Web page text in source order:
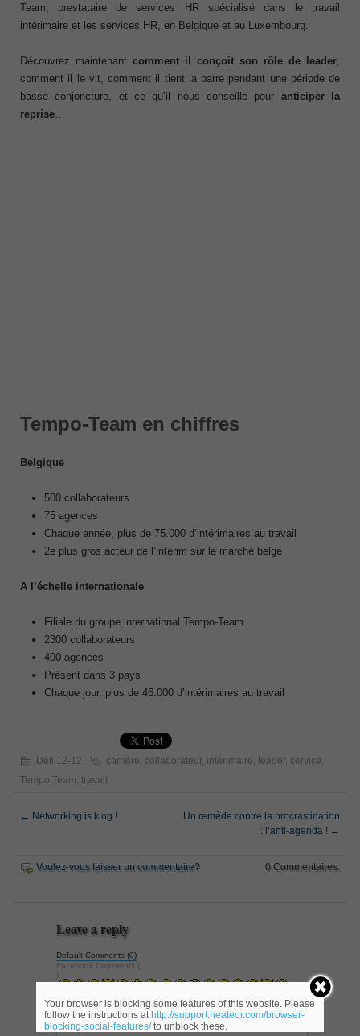
Team, prestataire de services HR spécialisé dans le travail
intérimaire et les services HR, en Belgique et au Luxembourg.
Découvrez maintenant comment il conçoit son rôle de leader
comment il le vit, comment il tient la barre pendant une période de
basse conjoncture, et ce qu’il nous conseille pour anticiper la
reprise
Tempo-Team en chiffres
Belgique
500 collaborateurs
75 agences
Chaque année, plus de 75.000 d’intérimaires au travail
2e plus gros acteur de l’intérim sur le marché belge
A l’échelle internationale
Filiale du groupe international Tempo-Team
2300 collaborateurs
400 agences
Présent dans 3 pays
Chaque jour, plus de 46.000 d’intérimaires au travail
Défi 12-12 carrière collaborateur, intérimaire leader, service
Tempo Team travail
← Networking is king !
Un remède contre la procrastination
: l’anti-agenda ! →
Voulez-vous laisser un commentaire? 0 Commentaires.
Leave a reply
Default Comments (0)
Facebook Comments (
)
Your browser is blocking some features of this website. Please
follow the instructions at http://support.heateor.com/browser-
blocking-social-features/to unblock these.